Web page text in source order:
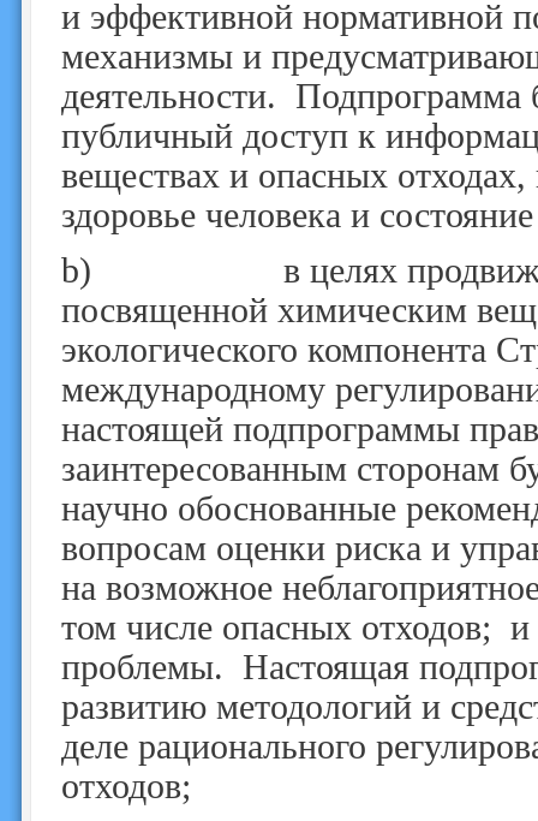
и эффективной нормативной
механизмы и
деятельности. Подпрограмма
публичный доступ к
веществах и опасных
здоровье человека и
b) в целях продвижения
посвященной химическим
экологического компонента
международному
настоящей подпрограммы
заинтересованным сторонам
научно обоснованные
вопросам оценки риска и
на возможное
том числе опасных отходов; и
проблемы. Настоящая
развитию методологий и
деле рационального
отходов;